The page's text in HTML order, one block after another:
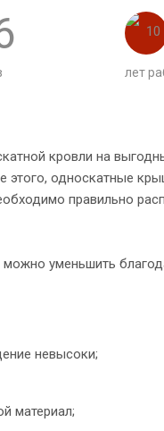
лет
кровли на
этого, односкатные
правильно
уменьшить
невысоки;
материал;